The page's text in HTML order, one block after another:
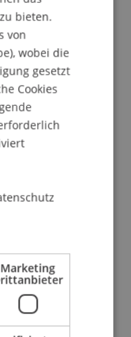
bereits zum
im
an
Näheres über
und die
bieten.
von
wobei die
gesetzt
Cookies
Marketing